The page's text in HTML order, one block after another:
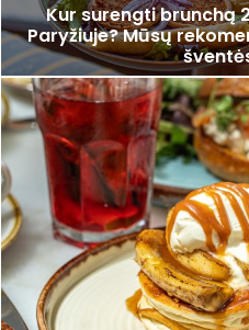
Kur surengti brunchą
Paryžiuje? Mūsų